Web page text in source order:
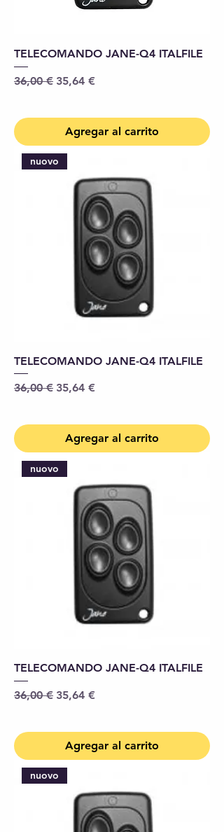
TELECOMANDO JANE-Q4 ITALFILE
Precio
36,00 € Precio de oferta
35,64 €
Agregar al carrito
nuovo
TELECOMANDO JANE-Q4 ITALFILE
Precio
36,00 € Precio de oferta
35,64 €
Agregar al carrito
nuovo
TELECOMANDO JANE-Q4 ITALFILE
Precio
36,00 € Precio de oferta
35,64 €
Agregar al carrito
nuovo